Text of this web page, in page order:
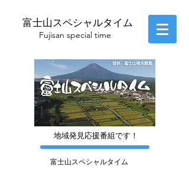
富士山スペシャルタイム
​Fujisan special time
​地域発見応援番組です！
富士山スペシャルタイム